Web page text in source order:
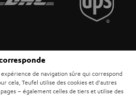
sur l’image ne font pas partie du contenu de
des batteries sont inclus dans le prix.
- Tous droits réservés.
de navigation sûre qui correspond
cela, Teufel utilise des cookies et d'autres
– également celles de tiers et utilise des